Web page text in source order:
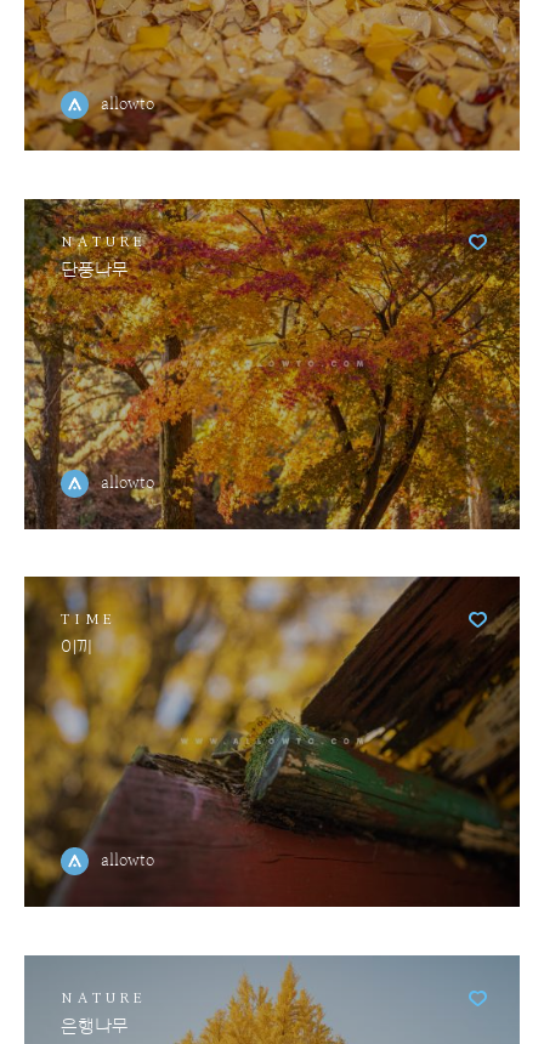
allowto
NATURE
단풍나무
allowto
TIME
이끼
allowto
NATURE
은행나무